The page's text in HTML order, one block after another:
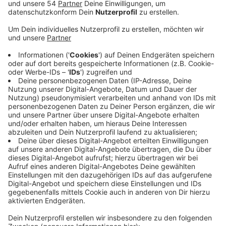
Anzeige
für Zalando-Mitarbeiter. Damit müssten sie zum
Beispiel nur noch 37,5 Stunden pro Woche arbeiten,
statt wie bisher 40. ver.di hatte das Logistik-
Unternehmen schon zuvor um Verhandlungen gebeten
und will jetzt den Druck erhöhen. Laut der
Gewerkschaft streiken die Zalando-Mitarbeiter seit
heute Morgen und noch bis Mittwochmorgen. Sie
versammeln sich dazu auch vor dem Eingang des
Logistik-Zentrums in Güdderath. Eine offizielle
Kundgebung sei aber nicht geplant, so die
Gewerkschaft. Aus Sicht der Arbeitgeber sei man im
kontinuierlichen Austausch und habe schon eine
Gehaltserhöhung von insgesamt 7,6% in diesem Jahr
angekündigt. Mit Einschränkungen für Kunden durch